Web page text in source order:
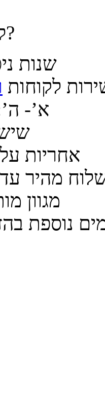
למה קונים אצלנו?
25 + שנות
לקוחות
א’- ה’: 9:00-
אחריות על
מהיר עד 8 ימי עסקים
מגוון
נוספת